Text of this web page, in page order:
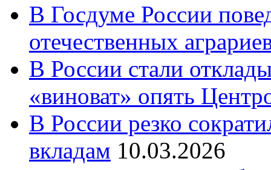
В Госдуме России
отечественных
В России стали
«виноват» опять
В России резко
вкладам 10.03.2026